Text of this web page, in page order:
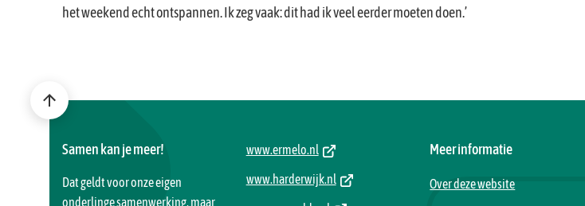
het weekend echt ontspannen. Ik zeg vaak: dit had ik veel eerder moeten doen.’
Scroll
boven
het
Samen kan je meer!
Dat geldt voor onze eigen
onderlinge samenwerking, maar
www.ermelo.nl(Verwijst
naar
www.harderwijk.nl(Verwijst
naar
Meer informatie
Over deze website